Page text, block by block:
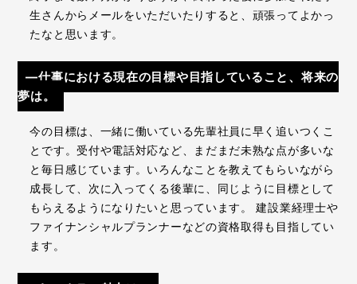
生さんからメールをいただいたりすると、頑張ってよかっ
たなと思います。
―仕事における現在の目標や目指していること、将来の
夢は。
今の目標は、一緒に働いている先輩社員に早く追いつくこ
とです。受付や電話対応など、まだまだ未熟な点が多いな
と毎日感じています。いろんなことを教えてもらいながら
成長して、次に入ってくる後輩に、同じように目標として
もらえるようになりたいと思っています。 建設業経理士や
ファイナンシャルプランナーなどの資格取得も目指してい
ます。